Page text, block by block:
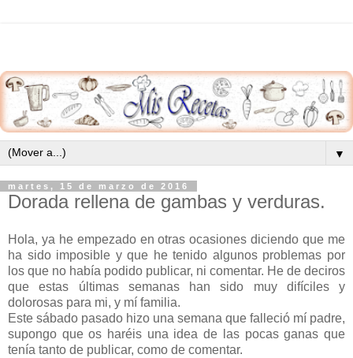
▼
martes, 15 de marzo de 2016
Dorada rellena de gambas y verduras.
Hola, ya he empezado en otras ocasiones diciendo que me
ha sido imposible y que he tenido algunos problemas por
los que no había podido publicar, ni comentar. He de deciros
que estas últimas semanas han sido muy difíciles y
dolorosas para mi, y mí familia.
Este sábado pasado hizo una semana que falleció mí padre,
supongo que os haréis una idea de las pocas ganas que
tenía tanto de publicar, como de comentar.